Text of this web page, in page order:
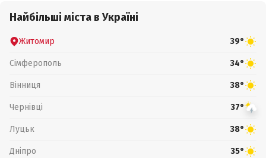
Найбільші міста в Україні
Житомир 39°
Сімферополь 34°
Вінниця 38°
Чернівці 37°
Луцьк 38°
Дніпро 35°